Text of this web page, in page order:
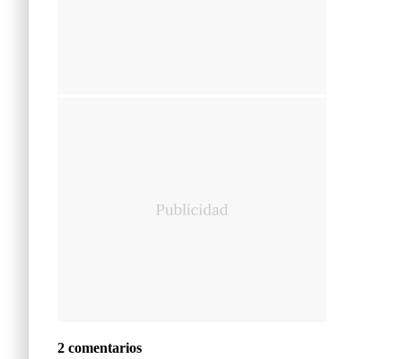
2 comentarios